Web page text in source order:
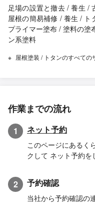
足場の設置と撤去 / 養生 /
屋根の簡易補修 / 養生 / ト
プライマー塗布 / 塗料の塗
ン系塗料
屋根塗装 / トタンのすべての
作業までの流れ
1 ネット予約
このページにあるく
クして ネット予約を
2 予約確認
当社から予約確認の